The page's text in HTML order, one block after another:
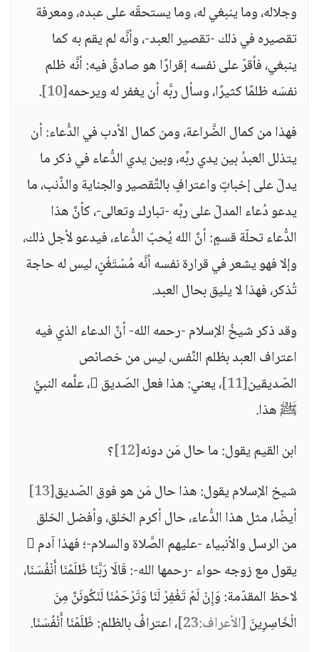
وجلاله، وما ينبغي له، وما يستحقّه على عبده، ومعرفة
تقصيره في ذلك -تقصير العبد-، وأنَّه لم يقم به كما
ينبغي، فأقرّ على نفسه إقرارًا هو صادقٌ فيه: أنَّه ظلم
نفسَه ظلمًا كثيرًا، وسأل ربَّه أن يغفر له ويرحمه[10]
.
فهذا من كمال الضَّراعة، ومن كمال الأدب في الدُّعاء: أن
يتذلل العبدُ بين يدي ربِّه، وبين يدي الدُّعاء في ذكر ما
يدلّ على إخباتٍ واعترافٍ بالتَّقصير والجناية والذَّنب، ما
يدعو دُعاء المدلّ على ربِّه -تبارك وتعالى-، كأنَّ هذا
الدُّعاء تحلّة قسمٍ: أنَّ الله يُحبّ الدُّعاء، فيدعو لأجل ذلك،
وإلا فهو يشعر في قرارة نفسه أنَّه مُسْتَغْنٍ، ليس له حاجة
تُذكر، فهذا لا يليق بحال العبد.
وقد ذكر شيخُ الإسلام -رحمه الله- أنَّ الدعاء الذي فيه
اعتراف العبد بظلم النَّفس، ليس من خصائص
الصّديقين[11]
، يعني: هذا فعل الصّديق ، علَّمه النبيُّ
ﷺ هذا.
ابن القيم يقول: ما حال مَن دونه[12]
؟
شيخ الإسلام يقول: هذا حال مَن هو فوق الصّديق[13]
أيضًا، مثل هذا الدُّعاء، حال أكرم الخلق، وأفضل الخلق
من الرسل والأنبياء -عليهم الصَّلاة والسلام-؛ فهذا آدم 
يقول مع زوجه حواء -رحمها الله-: قَالَا رَبَّنَا ظَلَمْنَا أَنْفُسَنَا،
لاحظ المقدّمة: وَإِنْ لَمْ تَغْفِرْ لَنَا وَتَرْحَمْنَا لَنَكُونَنَّ مِنَ
الْخَاسِرِينَ[الأعراف:23]
، اعترافٌ بالظلم: ظَلَمْنَا أَنْفُسَنَا.